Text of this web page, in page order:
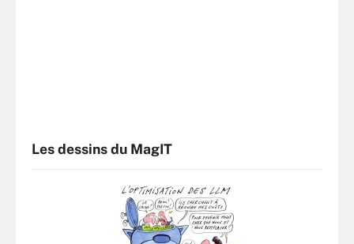
Les dessins du MagIT